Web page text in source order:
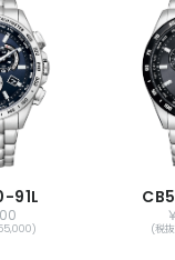
分計)
(24時差)
後1年以内にMY
内保証5年間)
91L
(税